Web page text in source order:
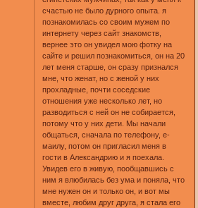
счастью не было дурного опыта. я
познакомилась со своим мужем по
интернету через сайт знакомств,
вернее это он увидел мою фотку на
сайте и решил познакомиться, он на 20
лет меня старше, он сразу признался
мне, что женат, но с женой у них
прохладные, почти соседские
отношения уже несколько лет, но
разводиться с ней он не собирается,
потому что у них дети. Мы начали
общаться, сначала по телефону, е-
маилу, потом он пригласил меня в
гости в Александрию и я поехала.
Увидев его в живую, пообщавшись с
ним я влюбилась без ума и поняла, что
мне нужен он и только он, и вот мы
вместе, любим друг друга, я стала его